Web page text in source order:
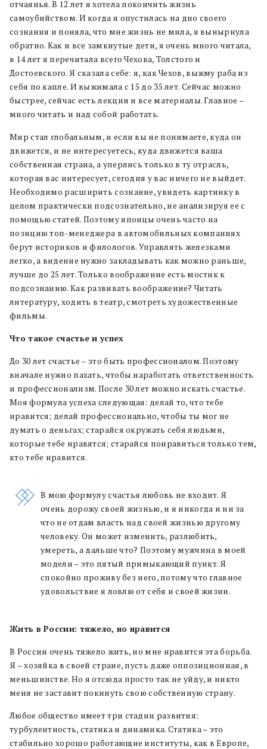
отчаянья. В 12 лет я хотела покончить жизнь
самоубийством. И когда я опустилась на дно своего
сознания и поняла, что мне жизнь не мила, я вынырнула
обратно. Как и все замкнутые дети, я очень много читала,
в 14 лет я перечитала всего Чехова, Толстого и
Достоевского. Я сказала себе: я, как Чехов, выжму раба из
себя по капле. И выжимала с 15 до 35 лет. Сейчас можно
быстрее, сейчас есть лекции и все материалы. Главное –
много читать и над собой работать.
Мир стал глобальным, и если вы не понимаете, куда он
движется, и не интересуетесь, куда движется ваша
собственная страна, а уперлись только в ту отрасль,
которая вас интересует, сегодня у вас ничего не выйдет.
Необходимо расширить сознание, увидеть картинку в
целом практически подсознательно, не анализируя ее с
помощью статей. Поэтому японцы очень часто на
позицию топ-менеджера в автомобильных компаниях
берут историков и филологов. Управлять железками
легко, а видение нужно закладывать как можно раньше,
лучше до 25 лет. Только воображение есть мостик к
подсознанию. Как развивать воображение? Читать
литературу, ходить в театр, смотреть художественные
фильмы.
Что такое счастье и успех
До 30 лет счастье – это быть профессионалом. Поэтому
вначале нужно пахать, чтобы наработать ответственность
и профессионализм. После 30 лет можно искать счастье.
Моя формула успеха следующая: делай то, что тебе
нравится; делай профессионально, чтобы ты мог не
думать о деньгах; старайся окружать себя людьми,
которые тебе нравятся; старайся понравиться только тем,
кто тебе нравится.
В мою формулу счастья любовь не входит. Я
очень дорожу своей жизнью, и я никогда и ни за
что не отдам власть над своей жизнью другому
человеку. Он может изменить, разлюбить,
умереть, а дальше что? Поэтому мужчина в моей
модели – это пятый примыкающий пункт. Я
спокойно проживу без него, потому что главное
удовольствие я ловлю от себя и своей жизни.
Жить в России: тяжело, но нравится
В России очень тяжело жить, но мне нравится эта борьба.
Я – хозяйка в своей стране, пусть даже оппозиционная, в
меньшинстве. Но я отсюда просто так не уйду, и никто
меня не заставит покинуть свою собственную страну.
Любое общество имеет три стадии развития:
турбулентность, статика и динамика. Статика – это
стабильно хорошо работающие институты, как в Европе,